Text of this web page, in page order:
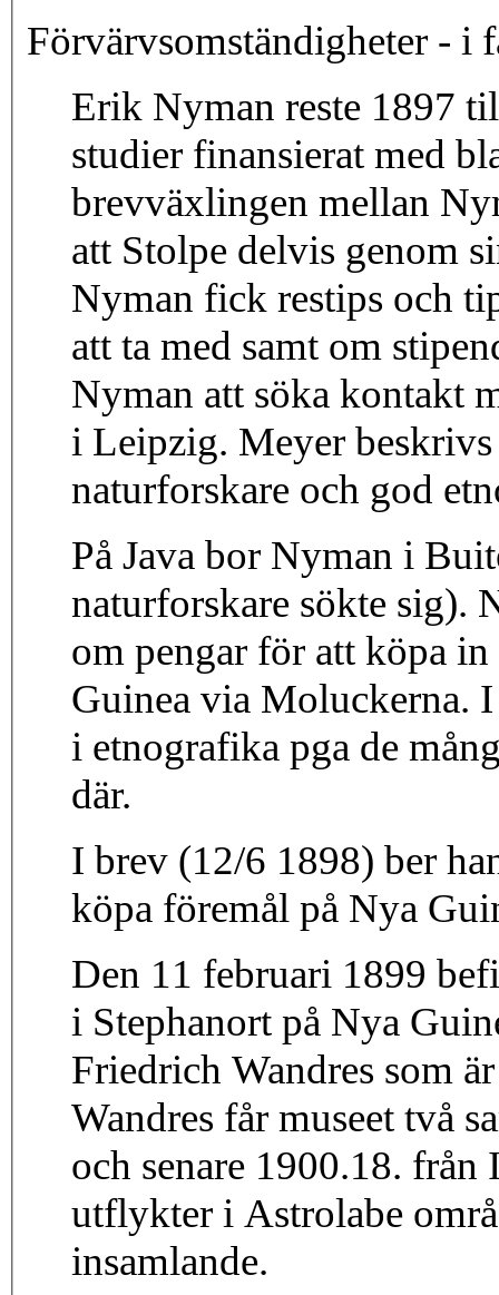
Förvärvsomständigheter - i
Erik Nyman reste 1897
studier finansierat med
brevväxlingen mellan
att Stolpe delvis genom
Nyman fick restips och
att ta med samt om
Nyman att söka kontakt
i Leipzig. Meyer
naturforskare och god
På Java bor Nyman i
naturforskare sökte sig).
om pengar för att köpa
Guinea via Moluckerna.
i etnografika pga de
där.
I brev (12/6 1898) ber
köpa föremål på Nya
Den 11 februari 1899
i Stephanort på Nya
Friedrich Wandres som
Wandres får museet två
och senare 1900.18.
utflykter i Astrolabe
insamlande.